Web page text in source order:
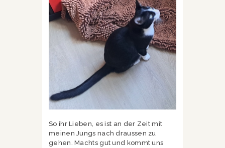
So ihr Lieben, es ist an der Zeit mit
meinen Jungs nach draussen zu
gehen. Machts gut und kommt uns